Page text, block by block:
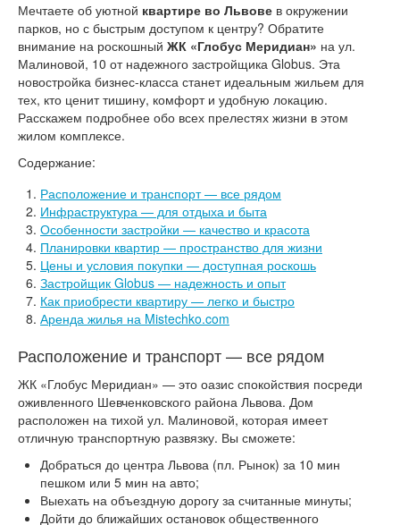
Мечтаете об уютной квартире во Львове в окружении
парков, но с быстрым доступом к центру? Обратите
внимание на роскошный ЖК «Глобус Меридиан» на ул.
Малиновой, 10 от надежного застройщика Globus. Эта
новостройка бизнес-класса станет идеальным жильем для
тех, кто ценит тишину, комфорт и удобную локацию.
Расскажем подробнее обо всех прелестях жизни в этом
жилом комплексе.
Содержание:
Расположение и транспорт — все рядом
Инфраструктура — для отдыха и быта
Особенности застройки — качество и красота
Планировки квартир — пространство для жизни
Цены и условия покупки — доступная роскошь
Застройщик Globus — надежность и опыт
Как приобрести квартиру — легко и быстро
Аренда жилья на Mistechko.com
Расположение и транспорт — все рядом
ЖК «Глобус Меридиан» — это оазис спокойствия посреди
оживленного Шевченковского района Львова. Дом
расположен на тихой ул. Малиновой, которая имеет
отличную транспортную развязку. Вы сможете:
Добраться до центра Львова (пл. Рынок) за 10 мин
пешком или 5 мин на авто;
Выехать на объездную дорогу за считанные минуты;
Дойти до ближайших остановок общественного